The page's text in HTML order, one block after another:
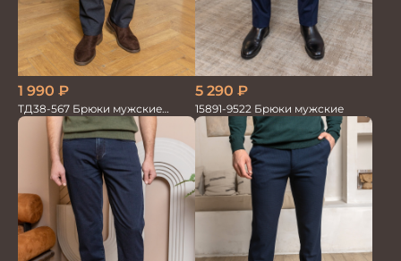
1 990 ₽
ТД38-567 Брюки мужские
трикотажные
5 290 ₽
15891-9522 Брюки мужские